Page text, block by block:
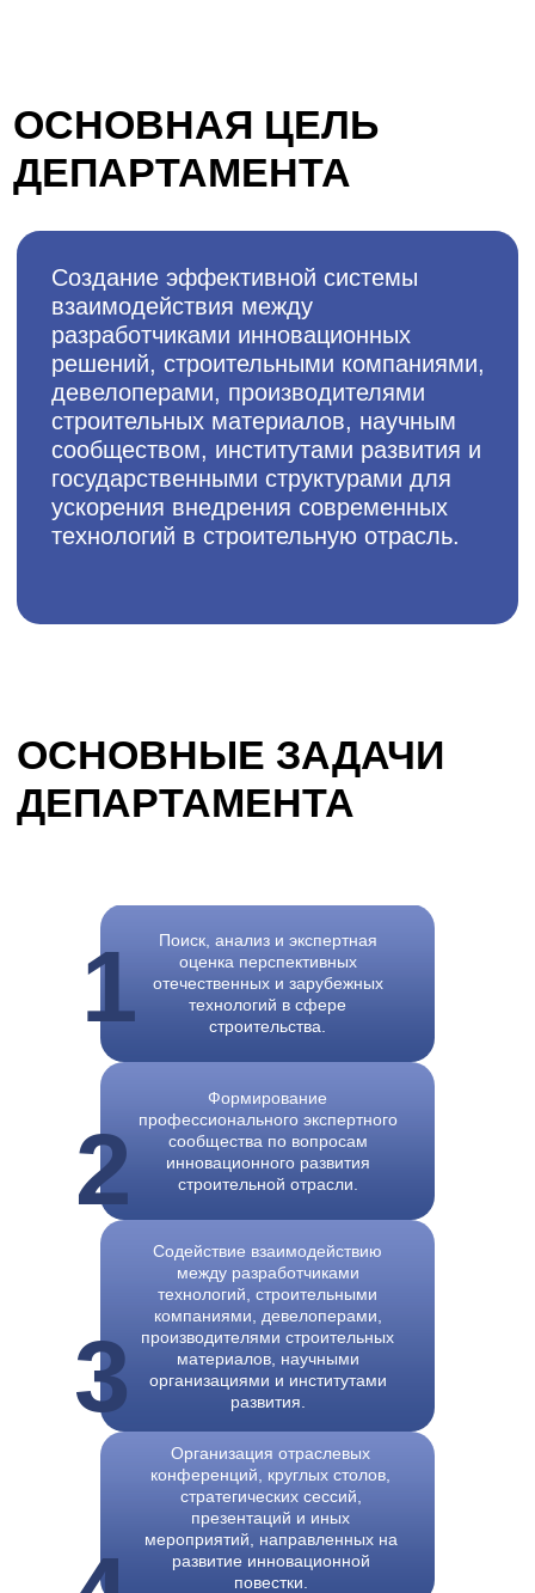
Поиск, анализ и экспертная
оценка перспективных
отечественных и зарубежных
технологий в сфере
строительства.
Формирование
профессионального экспертного
сообщества по вопросам
инновационного развития
строительной отрасли.
Содействие взаимодействию
между разработчиками
технологий, строительными
компаниями, девелоперами,
производителями строительных
материалов, научными
организациями и институтами
развития.
Организация отраслевых
конференций, круглых столов,
стратегических сессий,
презентаций и иных
мероприятий, направленных на
развитие инновационной
повестки.
1
2
3
ЭКОСИСТЕМА РАЗВИТИЯ
СТРОИТЕЛЬНЫХ
ИННОВАЦИЙ